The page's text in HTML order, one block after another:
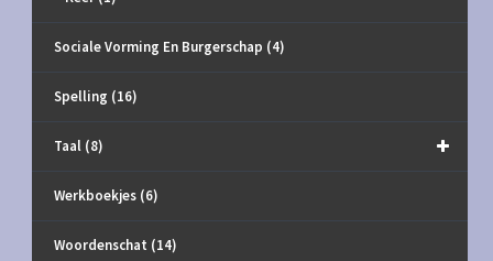
Sociale Vorming En Burgerschap (4)
Spelling (16)
Taal (8)
Werkboekjes (6)
Woordenschat (14)